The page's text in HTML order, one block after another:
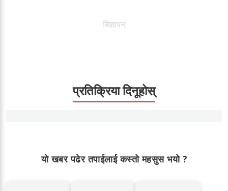
बिज्ञापन
प्रतिक्रिया दिनूहोस्
यो खबर पढेर तपाईलाई कस्तो महसुस भयो ?